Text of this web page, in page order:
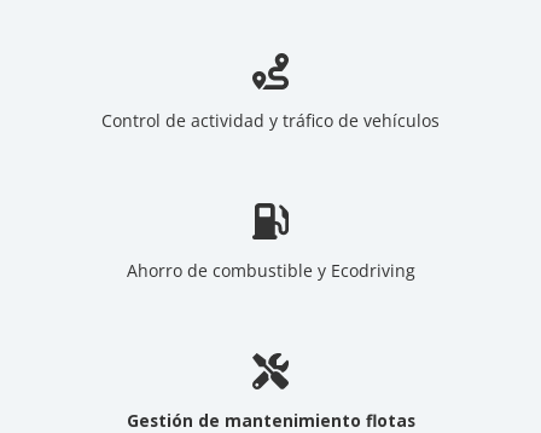
Control de actividad y tráfico de vehículos
Ahorro de combustible y Ecodriving
Gestión de mantenimiento flotas